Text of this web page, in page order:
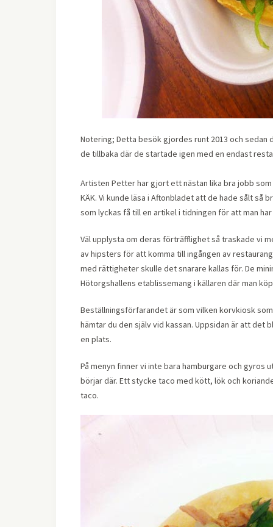
Notering; Detta besök gjordes runt 2013 och sedan
de tillbaka där de startade igen med en endast
Artisten Petter har gjort ett nästan lika bra jobb
KÄK. Vi kunde läsa i Aftonbladet att de hade sålt så
som lyckas få till en artikel i tidningen för att man
Väl upplysta om deras förträfflighet så traskade vi
av hipsters för att komma till ingången av
med rättigheter skulle det snarare kallas för. De
Hötorgshallens etablissemang i källaren där man
Beställningsförfarandet är som vilken korvkiosk
hämtar du den själv vid kassan. Uppsidan är att
en plats.
På menyn finner vi inte bara hamburgare och gyros
börjar där. Ett stycke taco med kött, lök och
taco.